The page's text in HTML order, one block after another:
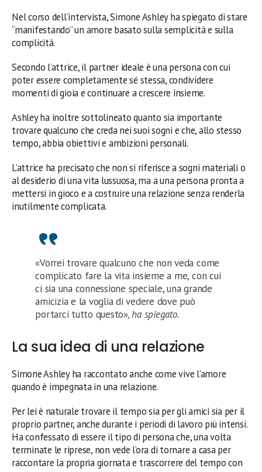
Nel corso dell’intervista, Simone Ashley ha spiegato di stare
“manifestando” un amore basato sulla semplicità e sulla
complicità.
Secondo l’attrice, il partner ideale è una persona con cui
poter essere completamente sé stessa, condividere
momenti di gioia e continuare a crescere insieme.
Ashley ha inoltre sottolineato quanto sia importante
trovare qualcuno che creda nei suoi sogni e che, allo stesso
tempo, abbia obiettivi e ambizioni personali.
L’attrice ha precisato che non si riferisce a sogni materiali o
al desiderio di una vita lussuosa, ma a una persona pronta a
mettersi in gioco e a costruire una relazione senza renderla
inutilmente complicata.
«Vorrei trovare qualcuno che non veda come
complicato fare la vita insieme a me, con cui
ci sia una connessione speciale, una grande
amicizia e la voglia di vedere dove può
portarci tutto questo», ha spiegato.
La sua idea di una relazione
Simone Ashley ha raccontato anche come vive l’amore
quando è impegnata in una relazione.
Per lei è naturale trovare il tempo sia per gli amici sia per il
proprio partner, anche durante i periodi di lavoro più intensi.
Ha confessato di essere il tipo di persona che, una volta
terminate le riprese, non vede l’ora di tornare a casa per
raccontare la propria giornata e trascorrere del tempo con